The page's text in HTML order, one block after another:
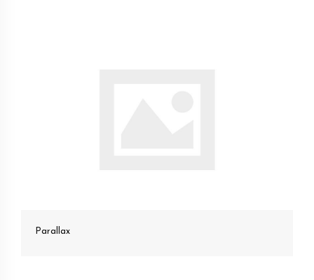
Parallax